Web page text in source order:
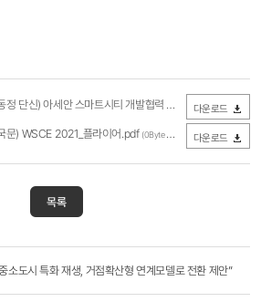
단신) 아세안 스마트시티 개발협력 포럼 개최(국토연구원).hwp 다운로드
문) WSCE 2021_플라이어.pdf (0Byte / 다운로드 232회) 다운로드
목록
소도시 특화 재생, 거점확산형 연계모델로 전환 제안”